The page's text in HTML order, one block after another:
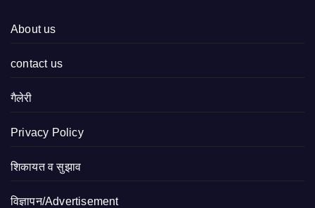
About us
contact us
गैलेरी
Privacy Policy
शिकायत व सुझाव
विज्ञापन/Advertisement